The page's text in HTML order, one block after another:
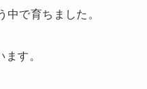
で育ちました。
ます。